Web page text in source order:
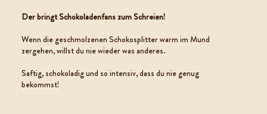
Der bringt Schokoladenfans zum Schreien!
Wenn die geschmolzenen Schokosplitter warm im Mund
zergehen, willst du nie wieder was anderes.
Saftig, schokoladig und so intensiv, dass du nie genug
bekommst!